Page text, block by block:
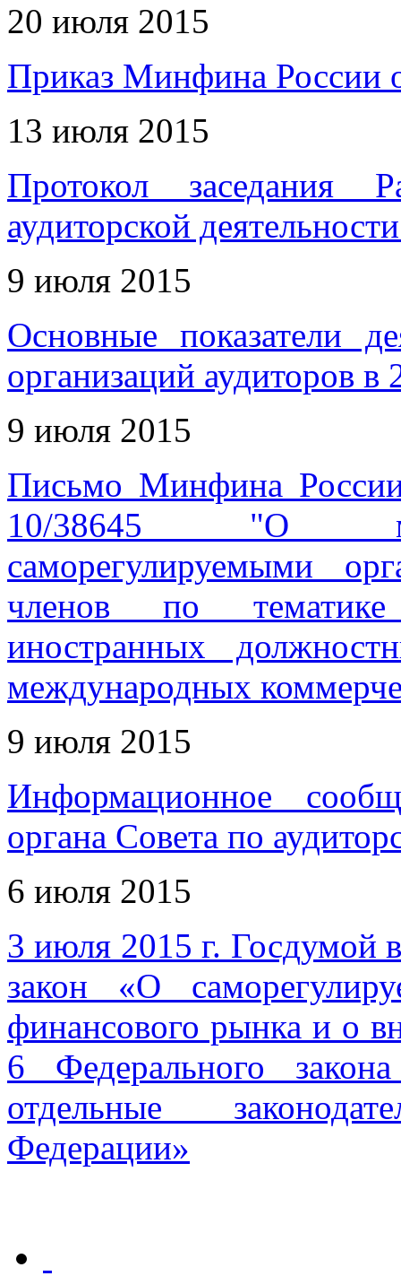
20 июля 2015
Приказ Минфина России
13 июля 2015
Протокол заседания
аудиторской
9 июля 2015
Основные показатели
организаций аудиторов в
9 июля 2015
Письмо Минфина
10/38645 "О
саморегулируемыми
членов по тематике
иностранных
международных
9 июля 2015
Информационное
органа Совета по
6 июля 2015
3 июля 2015 г. Госдумой
закон «О
финансового рынка и о
6 Федерального
отдельные
Федерации»